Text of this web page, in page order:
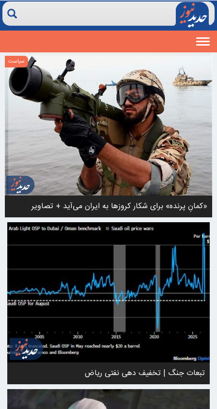
Toggle
navigation
سیاست
«کمانِ پرنده» برای شکار کروزها به ایران می‌آید + تصاویر
تبعات جنگ | تخفیف دهی نفتی ریاض